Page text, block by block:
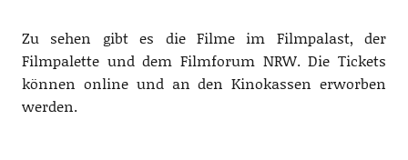
Zu sehen gibt es die Filme im Filmpalast, der
Filmpalette und dem Filmforum NRW. Die Tickets
können online und an den Kinokassen erworben
werden.